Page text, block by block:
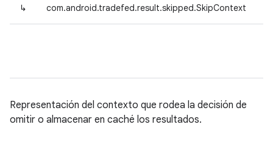
↳ com.android.tradefed.result.skipped.SkipContext
Representación del contexto que rodea la decisión de
omitir o almacenar en caché los resultados.